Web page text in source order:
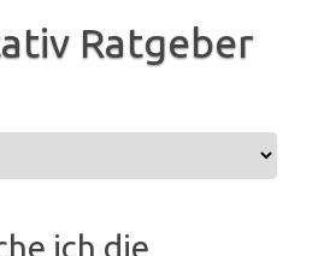
Ratgeber
ich die